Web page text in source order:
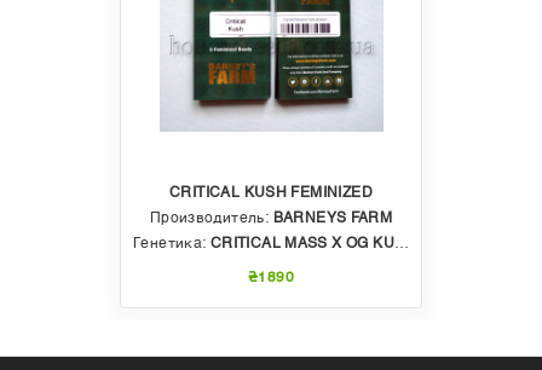
CRITICAL KUSH FEMINIZED
Производитель: BARNEYS FARM
Генетика: CRITICAL MASS X OG KUSH
₴1890